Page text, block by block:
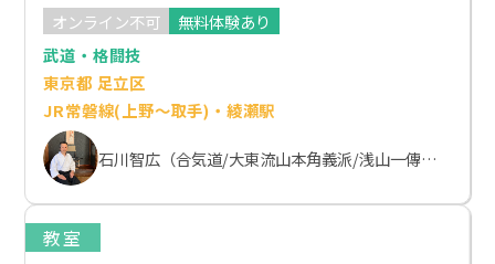
オンライン不可
無料体験あり
武道・格闘技
東京都 足立区
JR常磐線(上野～取手)・綾瀬駅
石川智広（合気道/大東流山本角義派/浅山一傳流体術）
教室